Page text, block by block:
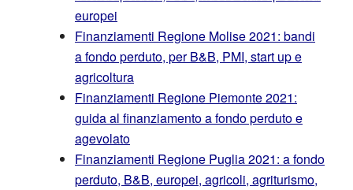
europei
Finanziamenti Regione Molise 2021: bandi
a fondo perduto, per B&B, PMI, start up e
agricoltura
Finanziamenti Regione Piemonte 2021:
guida al finanziamento a fondo perduto e
agevolato
Finanziamenti Regione Puglia 2021: a fondo
perduto, B&B, europei, agricoli, agriturismo,